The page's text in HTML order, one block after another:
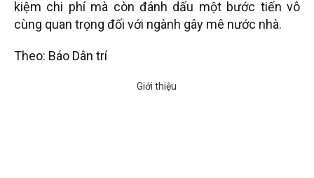
kiệm chi phí mà còn đánh dấu một bước tiến vô
cùng quan trọng đối với ngành gây mê nước nhà.
Theo: Báo Dân trí